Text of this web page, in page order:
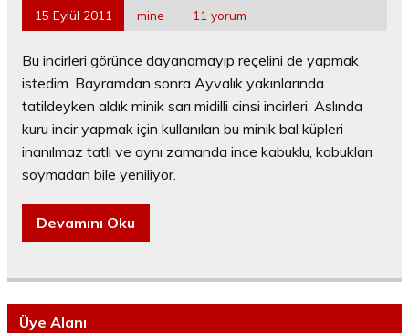
15 Eylül 2011 mine 11 yorum
Bu incirleri görünce dayanamayıp reçelini de yapmak
istedim. Bayramdan sonra Ayvalık yakınlarında
tatildeyken aldık minik sarı midilli cinsi incirleri. Aslında
kuru incir yapmak için kullanılan bu minik bal küpleri
inanılmaz tatlı ve aynı zamanda ince kabuklu, kabukları
soymadan bile yeniliyor.
Devamını Oku
Üye Alanı